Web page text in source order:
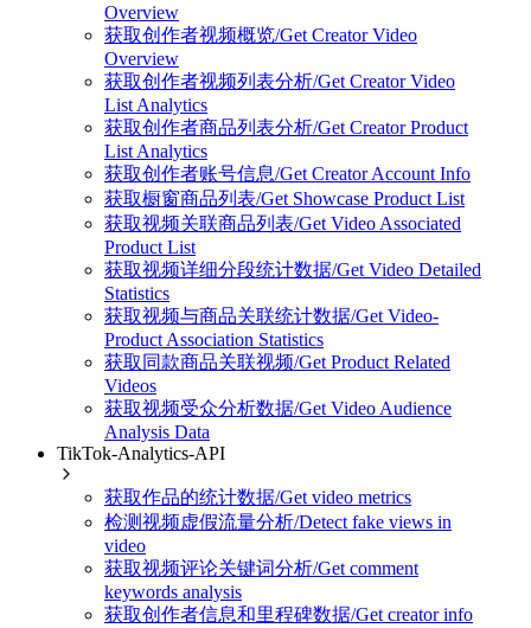
Overview
获取创作者视频概览/Get Creator Video
Overview
获取创作者视频列表分析/Get Creator Video
List Analytics
获取创作者商品列表分析/Get Creator Product
List Analytics
获取创作者账号信息/Get Creator Account Info
获取橱窗商品列表/Get Showcase Product List
获取视频关联商品列表/Get Video Associated
Product List
获取视频详细分段统计数据/Get Video Detailed
Statistics
获取视频与商品关联统计数据/Get Video-
Product Association Statistics
获取同款商品关联视频/Get Product Related
Videos
获取视频受众分析数据/Get Video Audience
Analysis Data
TikTok-Analytics-API
获取作品的统计数据/Get video metrics
检测视频虚假流量分析/Detect fake views in
video
获取视频评论关键词分析/Get comment
keywords analysis
获取创作者信息和里程碑数据/Get creator info